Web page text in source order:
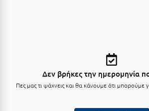
Δεν βρήκες την ημερομηνία
Πες μας τι ψάχνεις και θα κάνουμε ότι μπορούμε